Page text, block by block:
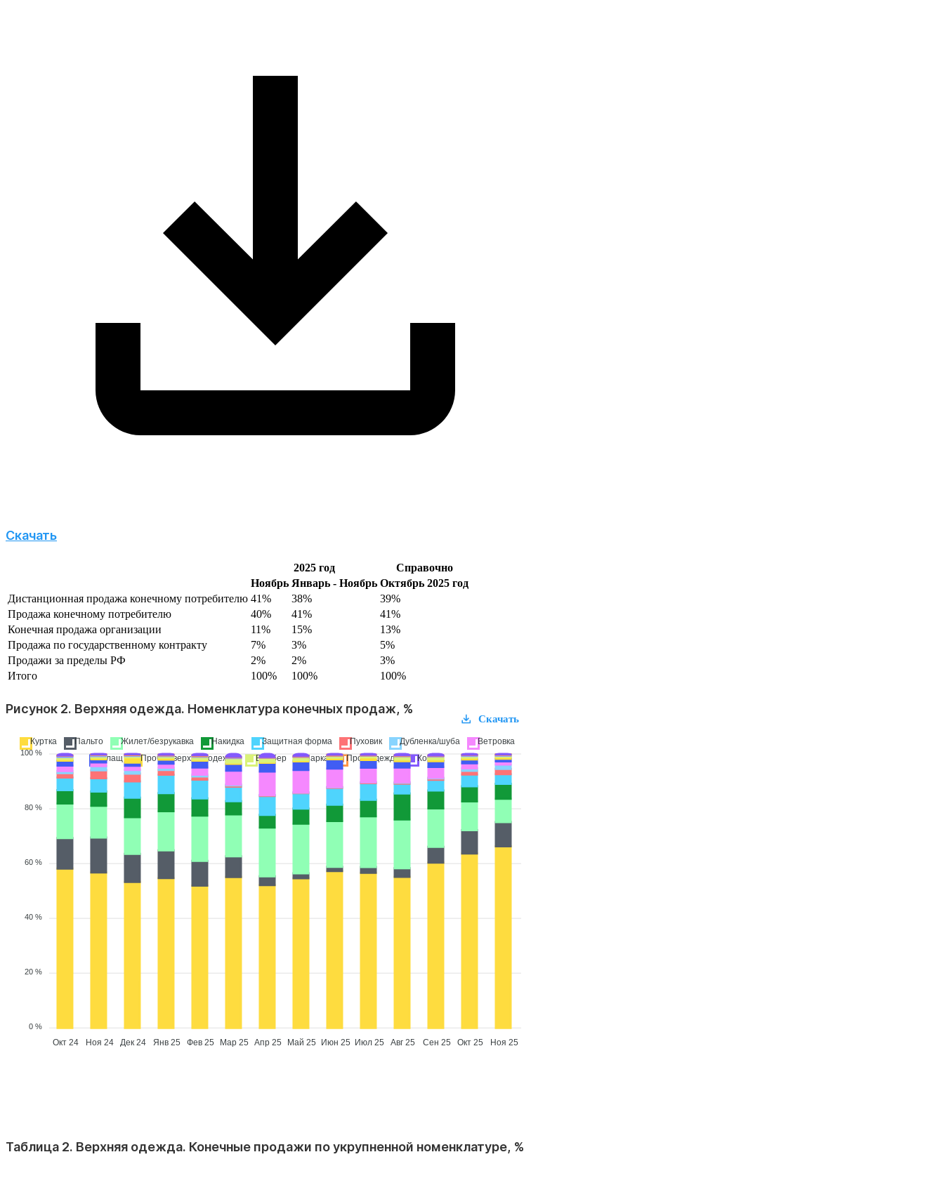
Скачать
2025 год
Справочно
Ноябрь Январь - Ноябрь Октябрь 2025 год
Дистанционная продажа конечному потребителю 41% 38%
39%
Продажа конечному потребителю
40% 41%
41%
Конечная продажа организации
11% 15%
13%
Продажа по государственному контракту
7% 3%
5%
Продажи за пределы РФ
2% 2%
3%
Итого
100% 100% 100%
Рисунок 2. Верхняя одежда. Номенклатура конечных продаж, %
Куртка Пальто Жилет/безрукавка Накидка Защитная форма Пуховик Дубленка/шуба
Ветровка
Плащ
Прочая верхняя одежда Бомбер Парка Профодежда Косуха
100 %
80 %
60 %
40 %
20 %
0 %
Окт 24 Ноя 24 Дек 24 Янв 25 Фев 25 Мар 25 Апр 25 Май 25 Июн 25 Июл 25 Авг 25 Сен 25 Окт 25 Ноя 25
Скачать
Таблица 2. Верхняя одежда. Конечные продажи по укрупненной номенклатуре, %